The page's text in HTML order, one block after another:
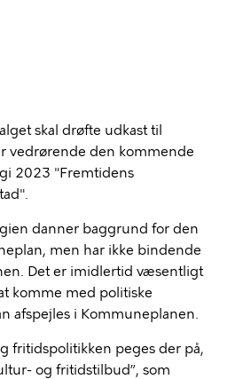
skal drøfte udkast til
vedrørende den kommende
2023 "Fremtidens
danner baggrund for den
men har ikke bindende
Det er imidlertid væsentligt
komme med politiske
afspejles i Kommuneplanen.
fritidspolitikken peges der på,
og fritidstilbud”, som